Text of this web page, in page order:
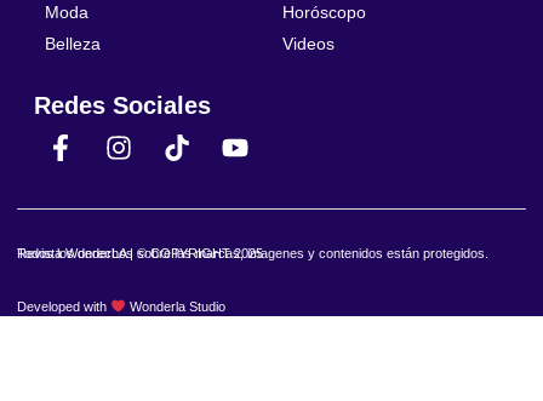
Moda
Belleza
Horóscopo
Videos
Redes Sociales
Revista WonderLA | © COPYRIGHT 2025
Todos los derechos sobre las marcas, imagenes y contenidos están protegidos.
Developed with Wonderla Studio